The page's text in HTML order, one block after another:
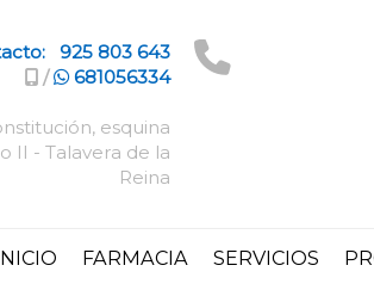
925 803 643
/
681056334
esquina
II - Talavera de la
Reina
FARMACIA SERVICIOS